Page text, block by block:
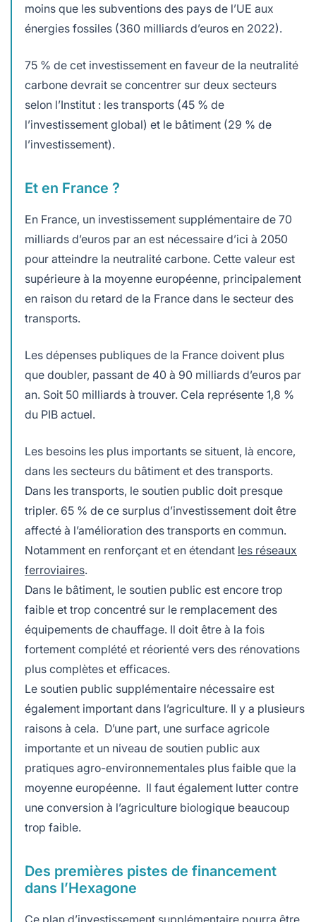
moins que les subventions des pays de l’UE aux
énergies fossiles (360 milliards d’euros en 2022).
75 % de cet investissement en faveur de la neutralité
carbone devrait se concentrer sur deux secteurs
selon l’Institut : les transports (45 % de
l’investissement global) et le bâtiment (29 % de
l’investissement).
Et en France ?
En France, un investissement supplémentaire de 70
milliards d’euros par an est nécessaire d’ici à 2050
pour atteindre la neutralité carbone. Cette valeur est
supérieure à la moyenne européenne, principalement
en raison du retard de la France dans le secteur des
transports.
Les dépenses publiques de la France doivent plus
que doubler, passant de 40 à 90 milliards d’euros par
an. Soit 50 milliards à trouver. Cela représente 1,8 %
du PIB actuel.
Les besoins les plus importants se situent, là encore,
dans les secteurs du bâtiment et des transports.
Dans les transports, le soutien public doit presque
tripler. 65 % de ce surplus d’investissement doit être
affecté à l’amélioration des transports en commun.
Notamment en renforçant et en étendant les réseaux
ferroviaires.
Dans le bâtiment, le soutien public est encore trop
faible et trop concentré sur le remplacement des
équipements de chauffage. Il doit être à la fois
fortement complété et réorienté vers des rénovations
plus complètes et efficaces.
Le soutien public supplémentaire nécessaire est
également important dans l’agriculture. Il y a plusieurs
raisons à cela. D’une part, une surface agricole
importante et un niveau de soutien public aux
pratiques agro-environnementales plus faible que la
moyenne européenne. Il faut également lutter contre
une conversion à l’agriculture biologique beaucoup
trop faible.
Des premières pistes de financement
dans l’Hexagone
Ce plan d’investissement supplémentaire pourra être